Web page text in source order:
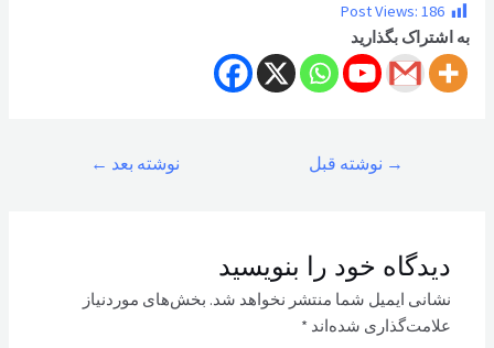
Post Views: 186
به اشتراک بگذارید
→ نوشته قبل نوشته بعد ←
دیدگاه‌ خود را بنویسید
نشانی ایمیل شما منتشر نخواهد شد. بخش‌های موردنیاز
علامت‌گذاری شده‌اند *